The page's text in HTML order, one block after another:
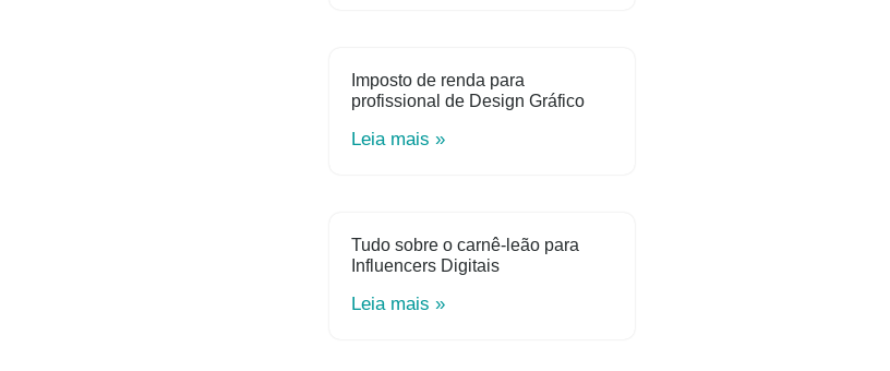
Imposto de renda para
profissional de Design Gráfico
Leia mais »
Tudo sobre o carnê-leão para
Influencers Digitais
Leia mais »